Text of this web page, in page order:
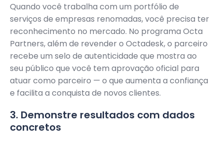
Quando você trabalha com um portfólio de
serviços de empresas renomadas, você precisa ter
reconhecimento no mercado. No programa Octa
Partners, além de revender o Octadesk, o parceiro
recebe um selo de autenticidade que mostra ao
seu público que você tem aprovação oficial para
atuar como parceiro — o que aumenta a confiança
e facilita a conquista de novos clientes.
3. Demonstre resultados com dados
concretos